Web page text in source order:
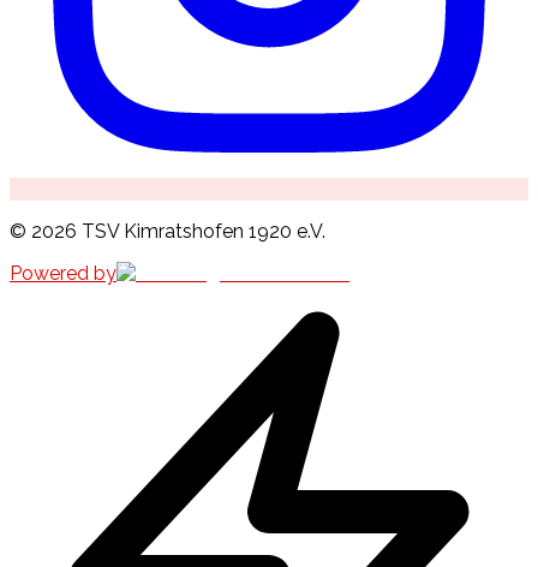
© 2026 TSV Kimratshofen 1920 e.V.
Powered by